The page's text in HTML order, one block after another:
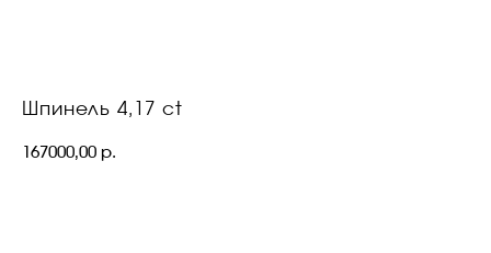
Шпинель 4,17 ct
167000,00 р.